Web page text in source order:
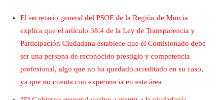
El secretario general del PSOE de la Región de Murcia
explica que el artículo 38.4 de la Ley de Transparencia y
Participación Ciudadana establece que el Comisionado debe
ser una persona de reconocido prestigio y competencia
profesional, algo que no ha quedado acreditado en su caso,
ya que no cuenta con experiencia en esta área